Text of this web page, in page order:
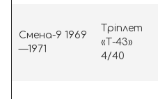
Смена-9 1969
—1971
Тріплет
«Т-43»
4/40